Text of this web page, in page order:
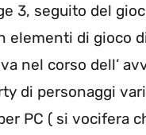
3, seguito del
elementi di gioco
nel corso dell’
di personaggi
PC ( si vocifera